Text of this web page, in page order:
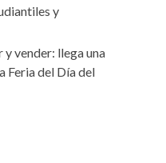
y
y vender: llega una
Feria del Día del